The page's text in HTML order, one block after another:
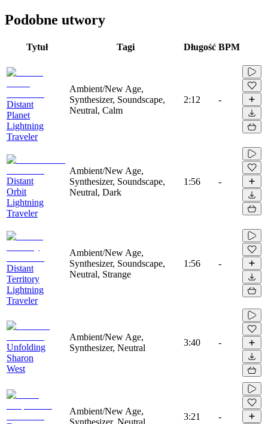
Podobne utwory
Tytuł Tagi Długość BPM
Distant
Planet
Lightning
Traveler
Ambient/New Age,
Synthesizer, Soundscape,
Neutral, Calm
2:12 -
Distant
Orbit
Lightning
Traveler
Ambient/New Age,
Synthesizer, Soundscape,
Neutral, Dark
1:56 -
Distant
Territory
Lightning
Traveler
Ambient/New Age,
Synthesizer, Soundscape,
Neutral, Strange
1:56 -
Unfolding
Sharon
West
Ambient/New Age,
Synthesizer, Neutral
3:40 -
Ambient/New Age,
Synthesizer, Neutral
3:21 -